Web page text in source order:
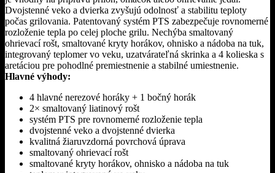
Dvojstenné veko a dvierka zvyšujú odolnosť a stabilitu teploty
počas grilovania. Patentovaný systém PTS zabezpečuje rovnomerné
rozloženie tepla po celej ploche grilu. Nechýba smaltovaný
ohrievací rošt, smaltované kryty horákov, ohnisko a nádoba na tuk,
integrovaný teplomer vo veku, uzatvárateľná skrinka a 4 kolieska s
aretáciou pre pohodlné premiestnenie a stabilné umiestnenie.
Hlavné výhody:
4 hlavné nerezové horáky + 1 bočný horák
2× smaltovaný liatinový rošt
systém PTS pre rovnomerné rozloženie tepla
dvojstenné veko a dvojstenné dvierka
kvalitná žiaruvzdorná povrchová úprava
smaltovaný ohrievací rošt
smaltované kryty horákov, ohnisko a nádoba na tuk